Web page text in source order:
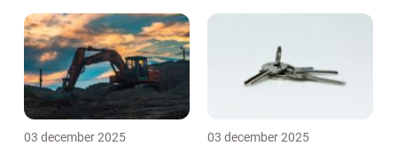
03 december 2025 03 december 2025